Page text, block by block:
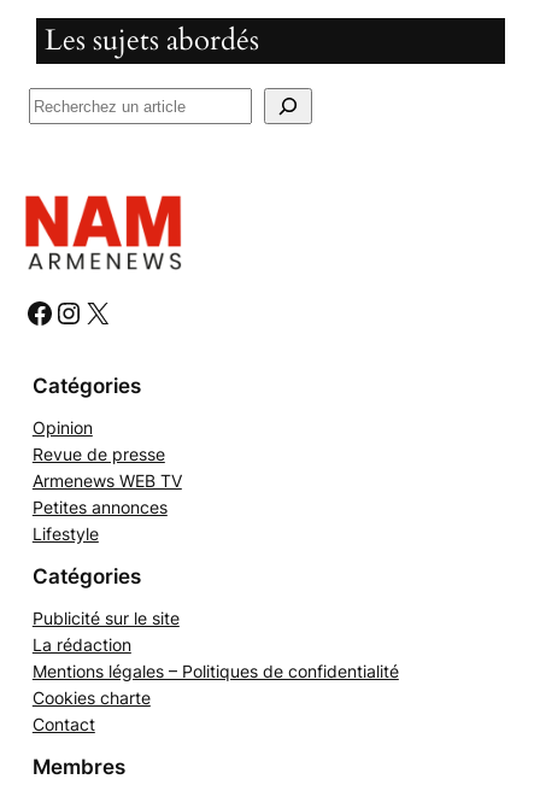
Les sujets abordés
R
h
e
r
h
r
# # #
Opinion
Revue de presse
Armenews WEB TV
Petites annonces
Publicité sur le site
La rédaction
Mentions légales – Politiques de confidentialité
Cookies charte